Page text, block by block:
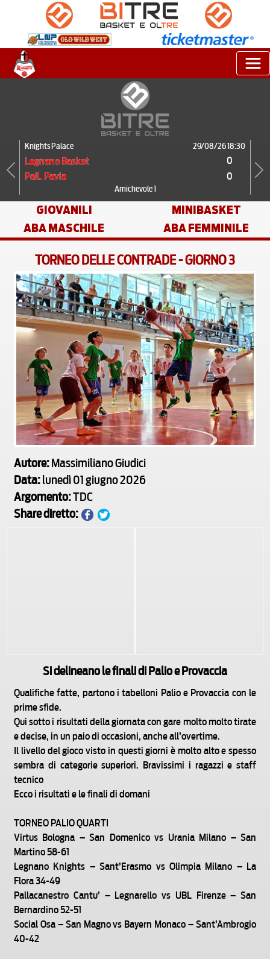
Knights Palace 29/08/26 18:30
Legnano Basket
0
Pall. Pavia
0
Amichevole 1
Previous Next
GIOVANILI
MINIBASKET
ABA MASCHILE
ABA FEMMINILE
TORNEO DELLE CONTRADE - GIORNO 3
Autore:Massimiliano Giudici
Data:lunedì 01 giugno 2026
Argomento:TDC
Share diretto:
Si delineano le finali di Palio e Provaccia
Qualifiche fatte, partono i tabelloni Palio e Provaccia con le
prime sfide.
Qui sotto i risultati della giornata con gare molto molto tirate
e decise, in un paio di occasioni, anche all’overtime.
Il livello del gioco visto in questi giorni è molto alto e spesso
sembra di categorie superiori. Bravissimi i ragazzi e staff
tecnico
Ecco i risultati e le finali di domani
TORNEO PALIO QUARTI
Virtus Bologna – San Domenico vs Urania Milano – San
Martino 58-61
Legnano Knights – Sant’Erasmo vs Olimpia Milano – La
Flora 34-49
Pallacanestro Cantu’ – Legnarello vs UBL Firenze – San
Bernardino 52-51
Social Osa – San Magno vs Bayern Monaco – Sant’Ambrogio
40-42